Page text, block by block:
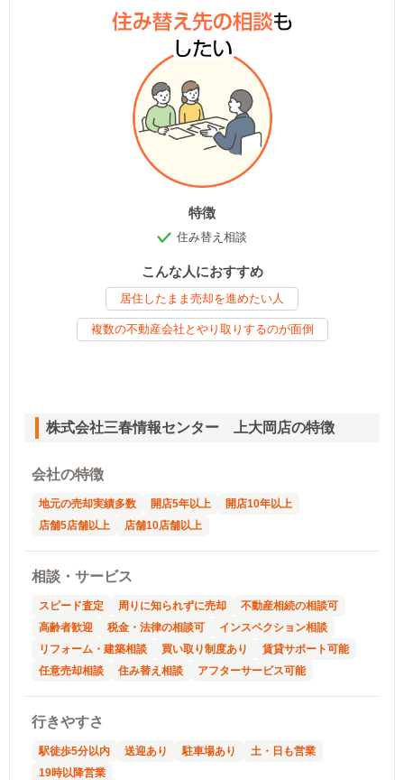
特徴
住み替え相談
こんな人におすすめ
居住したまま売却を進めたい人
複数の不動産会社とやり取りするのが面倒
株式会社三春情報センター 上大岡店の特徴
会社の特徴
地元の売却実績多数 開店5年以上
開店10年以上
店舗5店舗以上
店舗10店舗以上
相談・サービス
スピード査定 周りに知られずに売却
不動産相続の相談可
高齢者歓迎
税金・法律の相談可
インスペクション相談
リフォーム・建築相談
買い取り制度あり
賃貸サポート可能
任意売却相談
住み替え相談 アフターサービス可能
行きやすさ
駅徒歩5分以内 送迎あり 駐車場あり
土・日も営業
19時以降営業